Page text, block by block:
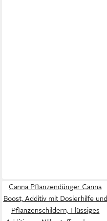
Canna Pflanzendünger Canna
Boost, Additiv mit Dosierhilfe und
Pflanzenschildern, Flüssiges